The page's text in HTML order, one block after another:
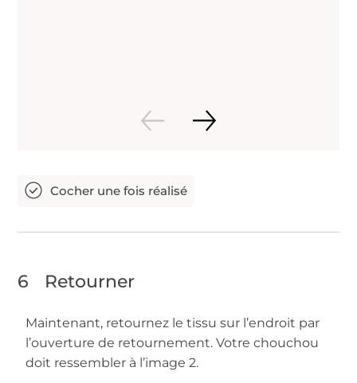
6 Retourner
Maintenant, retournez le tissu sur l’endroit par
l’ouverture de retournement. Votre chouchou
doit ressembler à l’image 2.